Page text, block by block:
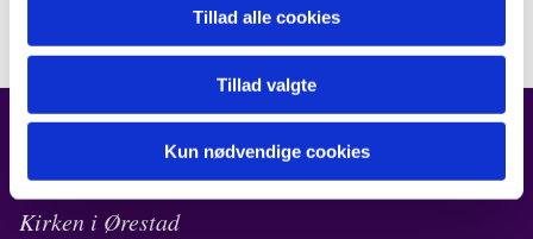
Tillad alle cookies
Tillad valgte
Kun nødvendige cookies
FIND OS
Kirken i Ørestad